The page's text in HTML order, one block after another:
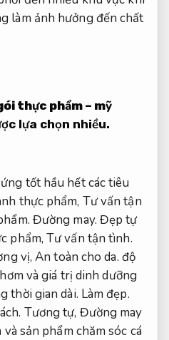
làm ảnh hưởng đến chất
thực phẩm – mỹ
lựa chọn nhiều.
tốt hầu hết các tiêu
thực phẩm, Tư vấn tận
Đường may. Đẹp tự
phẩm,Tư vấn tận tình.
vị,An toàn cho da. độ
và giá trị dinh dưỡng
thời gian dài. Làm đẹp.
Tương tự, Đường may
sản phẩm chăm sóc cá